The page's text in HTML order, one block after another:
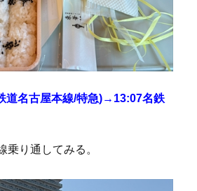
道名古屋本線/特急)→13:07名鉄
乗り通してみる。